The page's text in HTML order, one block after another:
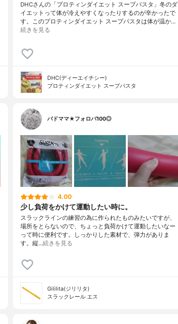
DHCさんの「プロティンダイエット スープパスタ」冬のダ
イエットって体が冷えやすくなったりするのが辛かったで
す。このプロティンダイエット スープパスタは体が温か…
続きを見る
DHC(ディーエイチシー)
プロティンダイエット スープパスタ
バドママ★フォロバ100◎
4.00
少し負荷をかけて運動したい時に。
スラックラインの練習の為に作られたものみたいですが、
場所をとらないので、ちょっと負荷かけて運動したいなー
って時に便利です。しっかりした素材で、弾力がありま
す。縦…続きを見る
Gililita(ジリリタ)
スラックレール エス